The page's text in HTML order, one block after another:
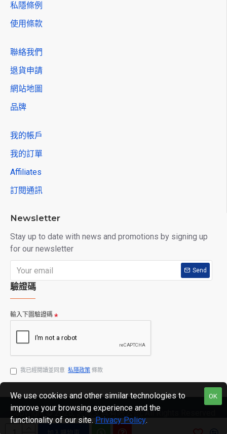
加入購物車
私隱條例
使用條款
聯絡我們
退貨申請
網站地圖
品牌
我的帳戶
我的訂單
Affiliates
訂閱通訊
Newsletter
Stay up to date with news and promotions by signing up
for our newsletter
Send
驗證碼
輸入下圖驗證碼
我已經閱讀並同意 私隱政策 條款
Copyright © 2026, 志成文具有限公司, All Rights Reserved
OK
We use cookies and other similar technologies to
improve your browsing experience and the
functionality of our site. Privacy Policy.